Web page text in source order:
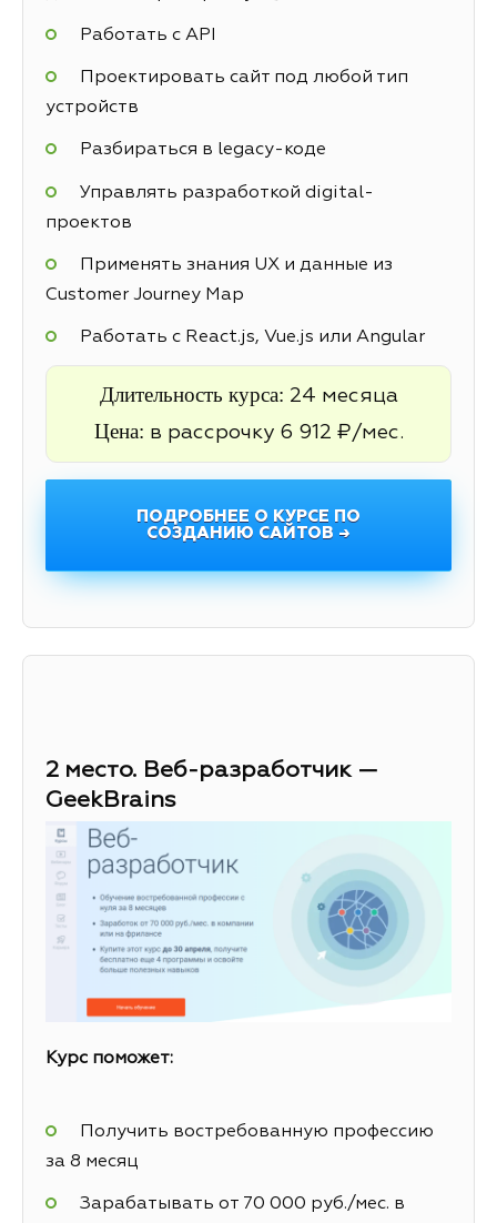
Работать с API
Проектировать сайт под любой тип
устройств
Разбираться в legacy-коде
Управлять разработкой digital-
проектов
Применять знания UX и данные из
Customer Journey Map
Работать с React.js, Vue.js или Angular
Длительность курса: 24 месяца
Цена: в рассрочку 6 912 ₽/мес.
ПОДРОБНЕЕ О КУРСЕ ПО
СОЗДАНИЮ САЙТОВ →
2 место. Веб-разработчик —
GeekBrains
Курс поможет:
Получить востребованную профессию
за 8 месяц
Зарабатывать от 70 000 руб./мес. в